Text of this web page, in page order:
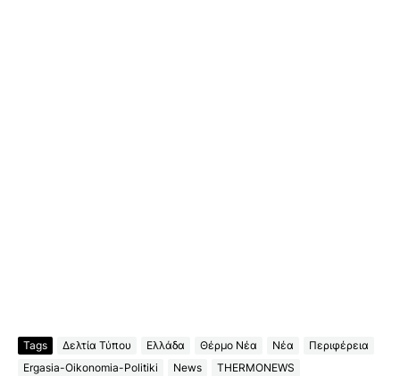
Tags Δελτία Τύπου Ελλάδα Θέρμο Νέα Νέα
Περιφέρεια
Ergasia-Oikonomia-Politiki
News THERMONEWS